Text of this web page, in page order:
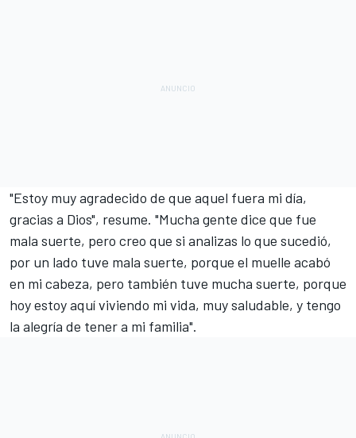
"Estoy muy agradecido de que aquel fuera mi día,
gracias a Dios", resume. "Mucha gente dice que fue
mala suerte, pero creo que si analizas lo que sucedió,
por un lado tuve mala suerte, porque el muelle acabó
en mi cabeza, pero también tuve mucha suerte, porque
hoy estoy aquí viviendo mi vida, muy saludable, y tengo
la alegría de tener a mi familia".